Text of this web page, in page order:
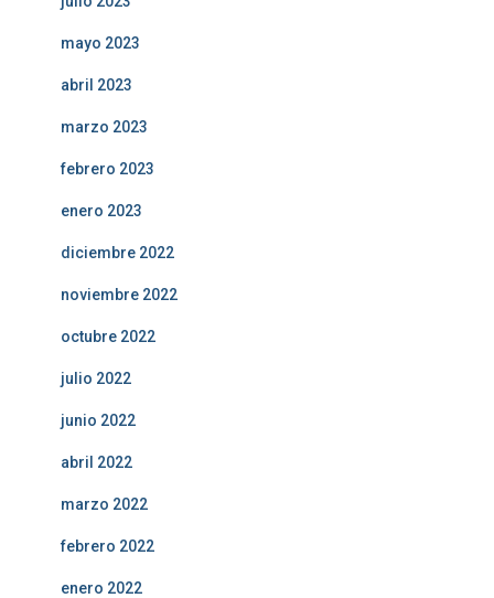
mayo 2023
abril 2023
marzo 2023
febrero 2023
enero 2023
diciembre 2022
noviembre 2022
octubre 2022
julio 2022
junio 2022
abril 2022
marzo 2022
febrero 2022
enero 2022